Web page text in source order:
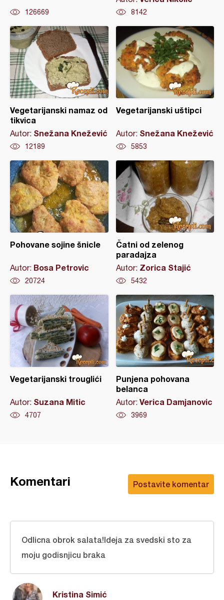
126669 8142
Vegetarijanski namaz od
tikvica
Autor: Snežana Knežević
12189
Vegetarijanski uštipci
Autor: Snežana Knežević
5853
Pohovane sojine šnicle
Autor: Bosa Petrovic
20724
Čatni od zelenog
paradajza
Autor: Zorica Stajić
5432
Vegetarijanski trouglići
Autor: Suzana Mitic
4707
Punjena pohovana
belanca
Autor: Verica Damjanovic
3969
Postavite komentar
Komentari
Kristina Simić
Odlicna obrok salata!Ideja za svedski sto za
moju godisnjicu braka